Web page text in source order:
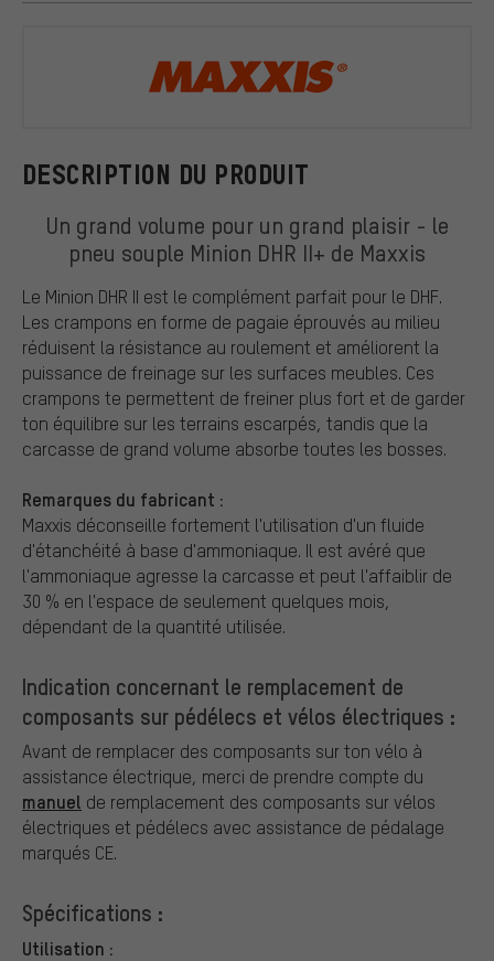
DESCRIPTION DU PRODUIT
Un grand volume pour un grand plaisir - le
pneu souple Minion DHR II+ de Maxxis
Le Minion DHR II est le complément parfait pour le DHF.
Les crampons en forme de pagaie éprouvés au milieu
réduisent la résistance au roulement et améliorent la
puissance de freinage sur les surfaces meubles. Ces
crampons te permettent de freiner plus fort et de garder
ton équilibre sur les terrains escarpés, tandis que la
carcasse de grand volume absorbe toutes les bosses.
Remarques du fabricant :
Maxxis déconseille fortement l'utilisation d'un fluide
d'étanchéité à base d'ammoniaque. Il est avéré que
l'ammoniaque agresse la carcasse et peut l'affaiblir de
30 % en l'espace de seulement quelques mois,
dépendant de la quantité utilisée.
Indication concernant le remplacement de
composants sur pédélecs et vélos électriques :
Avant de remplacer des composants sur ton vélo à
assistance électrique, merci de prendre compte du
manuel de remplacement des composants sur vélos
électriques et pédélecs avec assistance de pédalage
marqués CE.
Spécifications :
Utilisation :